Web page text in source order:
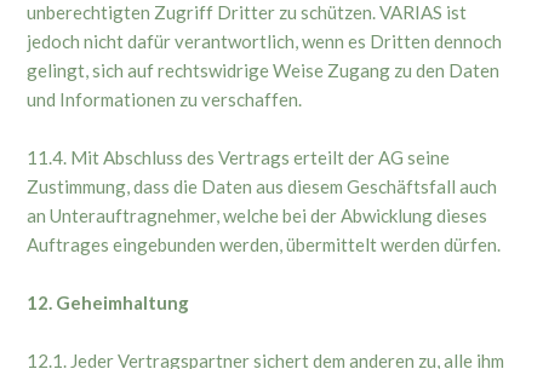
unberechtigten Zugriff Dritter zu schützen. VARIAS ist
jedoch nicht dafür verantwortlich, wenn es Dritten dennoch
gelingt, sich auf rechtswidrige Weise Zugang zu den Daten
und Informationen zu verschaffen.
11.4. Mit Abschluss des Vertrags erteilt der AG seine
Zustimmung, dass die Daten aus diesem Geschäftsfall auch
an Unterauftragnehmer, welche bei der Abwicklung dieses
Auftrages eingebunden werden, übermittelt werden dürfen.
12. Geheimhaltung
12.1. Jeder Vertragspartner sichert dem anderen zu, alle ihm